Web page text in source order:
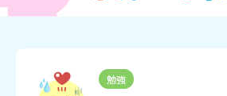
勉強